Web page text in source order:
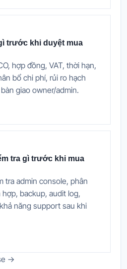
trước khi duyệt mua
hợp đồng, VAT, thời hạn,
bổ chi phí, rủi ro hạch
giao owner/admin.
tra gì trước khi mua
tra admin console, phân
backup, audit log,
năng support sau khi
→